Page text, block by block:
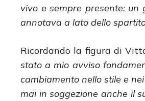
vivo e sempre presente: un
annotava a lato dello
Ricordando la figura di
stato a mio avviso
cambiamento nello stile e
mai in soggezione anche il